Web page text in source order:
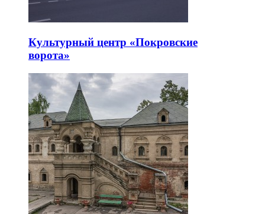
Культурный центр «Покровские
ворота»